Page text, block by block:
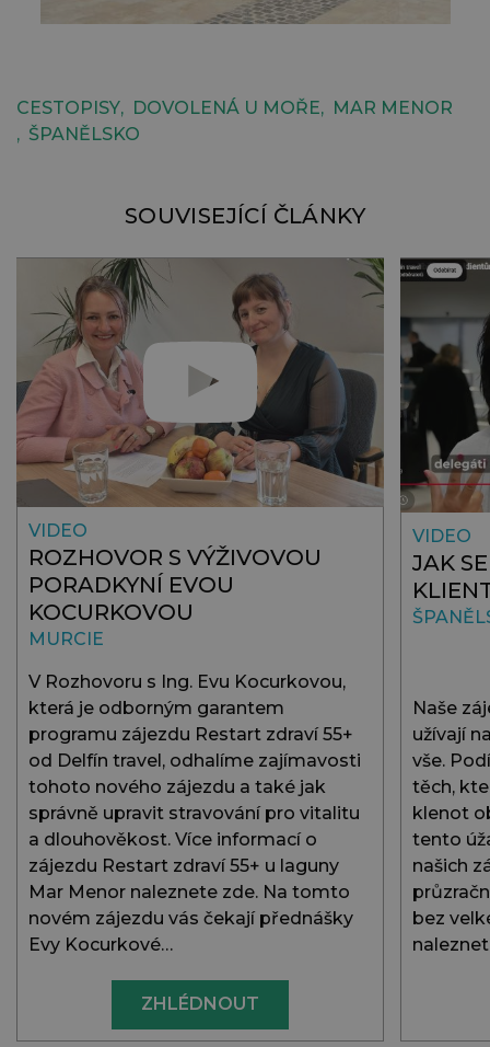
CESTOPISY DOVOLENÁ U MOŘE
MAR MENOR
ŠPANĚLSKO
SOUVISEJÍCÍ ČLÁNKY
VIDEO
ROZHOVOR S VÝŽIVOVOU
PORADKYNÍ EVOU
KOCURKOVOU
MURCIE
V Rozhovoru s Ing. Evu Kocurkovou,
která je odborným garantem
programu zájezdu Restart zdraví 55+
od Delfín travel, odhalíme zajímavosti
tohoto nového zájezdu a také jak
správně upravit stravování pro vitalitu
a dlouhověkost. Více informací o
zájezdu Restart zdraví 55+ u laguny
Mar Menor naleznete zde. Na tomto
novém zájezdu vás čekají přednášky
Evy Kocurkové…
ZHLÉDNOUT
VIDEO
JAK
Naše
užívají
vše.
těch,
klenot
tento
našich
bez